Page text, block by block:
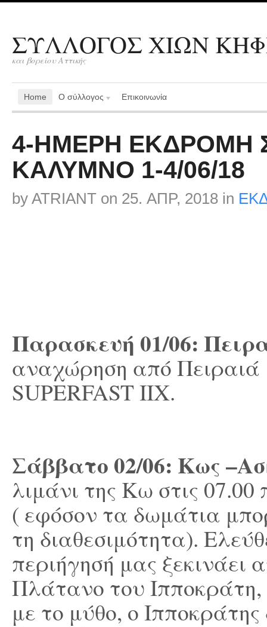
ΣΥΛΛΟΓΟΣ ΧΙΩΝ
και βορείου Αττικής
Home Ο σύλλογος Επικοινωνία
4-ΗΜΕΡΗ ΕΚΔΡΟΜΗ
ΚΑΛΥΜΝΟ 1-4/06/18
by ATRIANT on 25. ΑΠΡ, 2018 in
Παρασκευή 01/06:
αναχώρηση από
SUPERFAST IIX.
Σάββατο 02/06: Κως
λιμάνι της Κω στις
( εφόσον τα δωμάτια
τη διαθεσιμότητα).
περιήγησή μας ξεκινάει
Πλάτανο του
με το μύθο, ο